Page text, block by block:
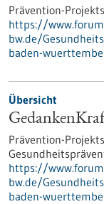
Prävention-
https://
bw.de/
baden-
Übersicht
Prävention-
https://
bw.de/
baden-